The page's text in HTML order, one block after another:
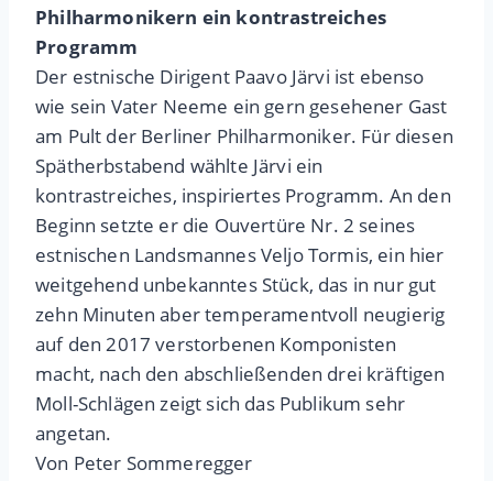
Philharmonikern ein kontrastreiches
Programm
Der estnische Dirigent Paavo Järvi ist ebenso
wie sein Vater Neeme ein gern gesehener Gast
am Pult der Berliner Philharmoniker. Für diesen
Spätherbstabend wählte Järvi ein
kontrastreiches, inspiriertes Programm. An den
Beginn setzte er die Ouvertüre Nr. 2 seines
estnischen Landsmannes Veljo Tormis, ein hier
weitgehend unbekanntes Stück, das in nur gut
zehn Minuten aber temperamentvoll neugierig
auf den 2017 verstorbenen Komponisten
macht, nach den abschließenden drei kräftigen
Moll-Schlägen zeigt sich das Publikum sehr
angetan.
Von Peter Sommeregger